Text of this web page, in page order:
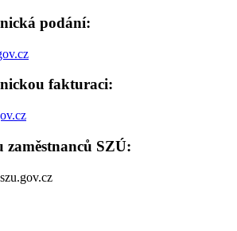
podání:
fakturaci:
zaměstnanců SZÚ: